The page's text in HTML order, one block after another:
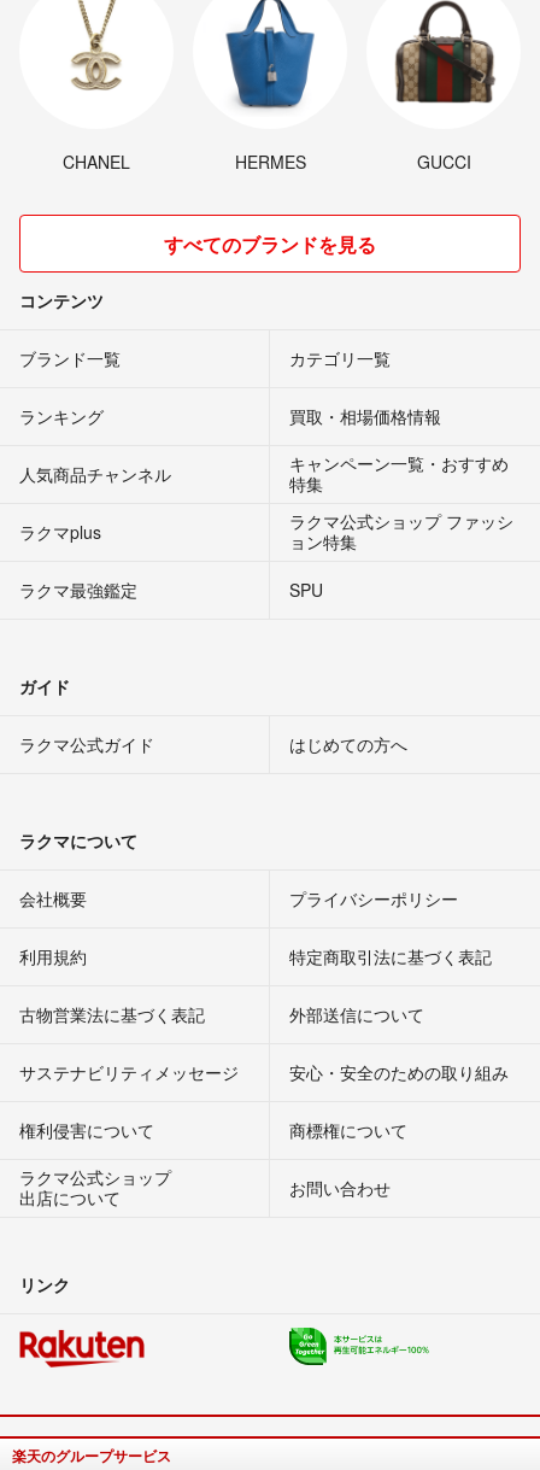
CHANEL HERMES GUCCI
すべてのブランドを見る
コンテンツ
ブランド一覧 カテゴリ一覧
ランキング 買取・相場価格情報
人気商品チャンネル
キャンペーン一覧・おすすめ
特集
ラクマplus
ラクマ公式ショップ ファッシ
ョン特集
ラクマ最強鑑定
SPU
ガイド
ラクマ公式ガイド はじめての方へ
ラクマについて
会社概要 プライバシーポリシー
利用規約 特定商取引法に基づく表記
古物営業法に基づく表記 外部送信について
サステナビリティメッセージ 安心・安全のための取り組み
権利侵害について
商標権について
ラクマ公式ショップ
出店について
お問い合わせ
リンク
楽天のグループサービス